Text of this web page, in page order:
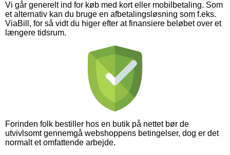
Vi går generelt ind for køb med kort eller mobilbetaling. Som
et alternativ kan du bruge en afbetalingsløsning som f.eks.
ViaBill, for så vidt du higer efter at finansiere beløbet over et
længere tidsrum.
Forinden folk bestiller hos en butik på nettet bør de
utvivlsomt gennemgå webshoppens betingelser, dog er det
normalt et omfattende arbejde.